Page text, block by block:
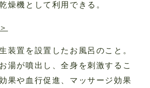
燥機として利用できる。
装置を設置したお風呂のこと。
湯が噴出し、全身を刺激するこ
果や血行促進、マッサージ効果